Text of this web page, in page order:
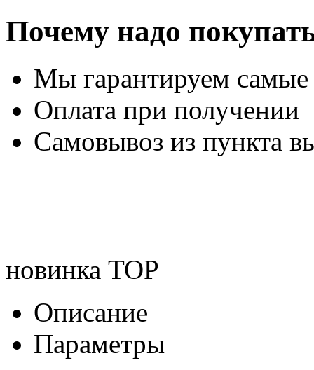
Почему надо
Мы гарантируем
Оплата при получении
Самовывоз из пункта
новинка TOP
Описание
Параметры